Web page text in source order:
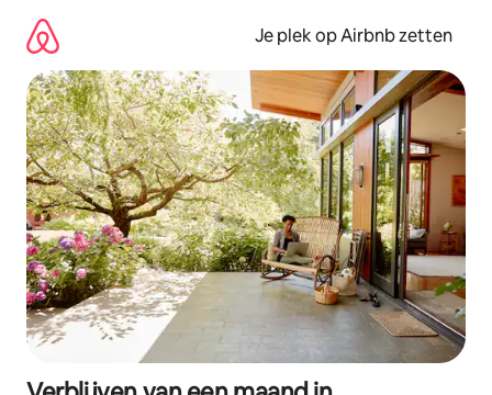
direct
naar
inhoud
Je plek op Airbnb zetten